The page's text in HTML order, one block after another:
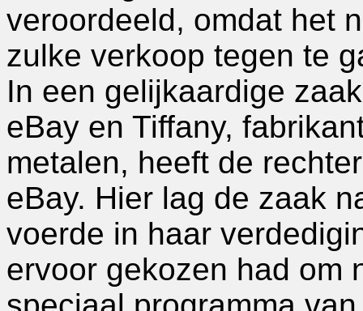
veroordeeld, omdat het
zulke verkoop tegen te
In een gelijkaardige
eBay en Tiffany,
metalen, heeft de
eBay. Hier lag de zaak
voerde in haar
ervoor gekozen had om